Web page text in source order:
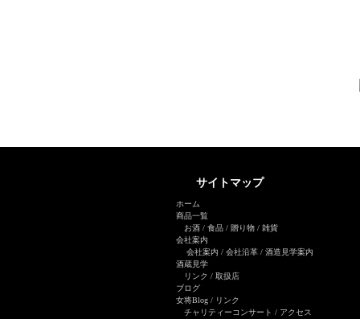
サイトマップ
ホーム
商品一覧
お酒 / 食品 / 贈り物 / 雑貨
会社案内
会社案内 / 会社沿革 / 酒造見学案内
酒蔵見学
リンク / 取扱店
ブログ
女将Blog / リンク
チャリティーコンサート / アクセス